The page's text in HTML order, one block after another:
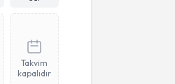
Takvim
kapalıdır